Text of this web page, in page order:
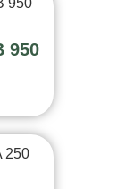
950